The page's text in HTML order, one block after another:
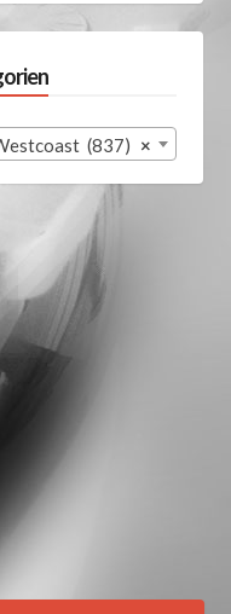
×
(837)